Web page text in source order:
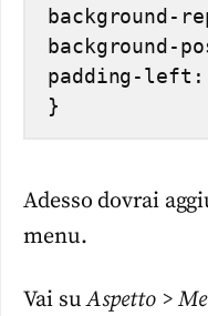
background-
padding-left:
Adesso dovrai
menu.
Vai suAspetto >